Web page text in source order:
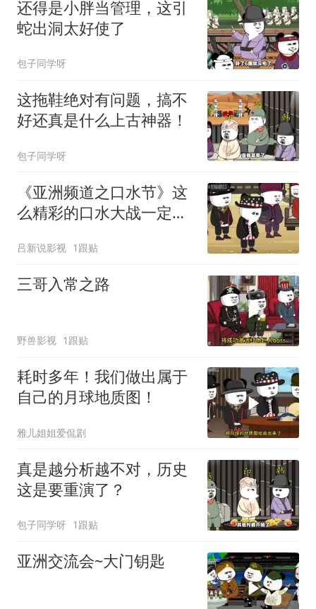
还得是小胖当管理，这引
蛇出洞太好使了
包子同学呀
这拖鞋绝对有问题，搞不
好还真是什么上古神器！
包子同学呀
《亚洲频道之口水节》这
么精彩的口水大战一定不
吕新说影视 1跟贴
三哥入常之路
野兽影视 1跟贴
耗时多年！我们做出属于
自己的月球地质图！
雅儿姐姐爱侃剧
真是越分析越不对，历史
这是要重演了？
包子同学呀 1跟贴
亚洲交流会~大门钥匙